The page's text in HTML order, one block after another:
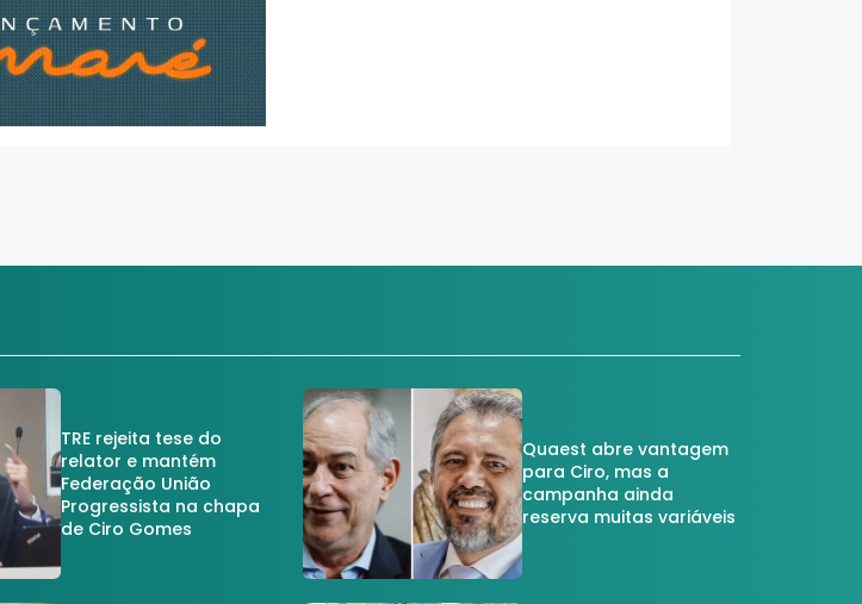
TRE rejeita tese do
relator e mantém
Federação União
Progressista na chapa
de Ciro Gomes
Quaest abre vantagem
para Ciro, mas a
campanha ainda
reserva muitas variáveis